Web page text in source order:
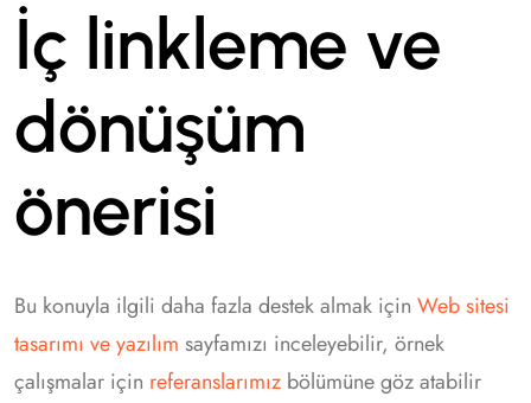
İç linkleme ve
dönüşüm
önerisi
Bu konuyla ilgili daha fazla destek almak için Web sitesi
tasarımı ve yazılım sayfamızı inceleyebilir, örnek
çalışmalar için referanslarımız bölümüne göz atabilir